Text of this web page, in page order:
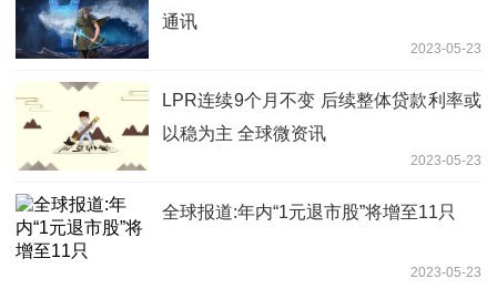
通讯
2023-05-23
LPR连续9个月不变 后续整体贷款利率或
以稳为主 全球微资讯
2023-05-23
全球报道:年内“1元退市股”将增至11只
2023-05-23